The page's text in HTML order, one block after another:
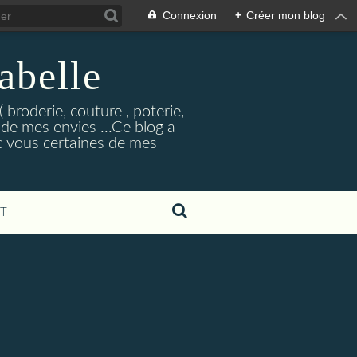
Connexion + Créer mon blog
broderie, couture , poterie,
mes envies ...Ce blog a
certaines de mes